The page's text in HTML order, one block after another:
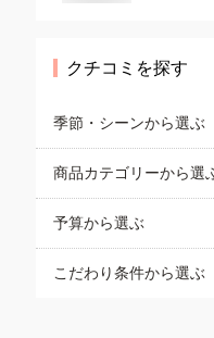
クチコミを探す
季節・シーンから選ぶ
商品カテゴリーから選
予算から選ぶ
こだわり条件から選ぶ